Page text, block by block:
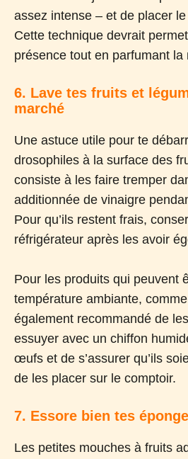
assez intense – et de placer
Cette technique devrait
présence tout en parfumant la
6. Lave tes fruits et
marché
Une astuce utile pour te
drosophiles à la surface des
consiste à les faire tremper
additionnée de vinaigre
Pour qu’ils restent frais,
réfrigérateur après les avoir
Pour les produits qui peuvent
température ambiante,
également recommandé de
essuyer avec un chiffon
œufs et de s’assurer qu’ils
de les placer sur le comptoir.
7. Essore bien tes
Les petites mouches à fruits